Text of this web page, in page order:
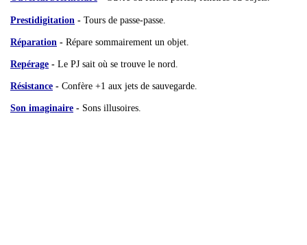
Prestidigitation - Tours de passe-passe.
Réparation - Répare sommairement un objet.
Repérage - Le PJ sait où se trouve le nord.
Résistance - Confère +1 aux jets de sauvegarde.
Son imaginaire - Sons illusoires.